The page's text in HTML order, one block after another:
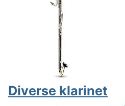
Diverse klarinet